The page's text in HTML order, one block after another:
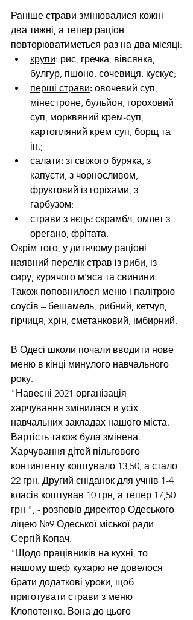
Раніше страви змінювалися кожні
два тижні, а тепер раціон
повторюватиметься раз на два місяці:
крупи: рис, гречка, вівсянка,
булгур, пшоно, сочевиця, кускус;
перші страви: овочевий суп,
мінестроне, бульйон, гороховий
суп, морквяний крем-суп,
картопляний крем-суп, борщ та
ін.;
салати: зі свіжого буряка, з
капусти, з чорносливом,
фруктовий із горіхами, з
гарбузом;
страви з яєць: скрамбл, омлет з
орегано, фрітата.
Окрім того, у дитячому раціоні
наявний перелік страв із риби, із
сиру, курячого м'яса та свинини.
Також поповнилося меню і палітрою
соусів – бешамель, рибний, кетчуп,
гірчиця, хрін, сметанковий, імбирний.
В Одесі школи почали вводити нове
меню в кінці минулого навчального
року.
"Навесні 2021 організація
харчування змінилася в усіх
навчальних закладах нашого міста.
Вартість також була змінена.
Харчування дітей пільгового
контингенту коштувало 13,50, а стало
22 грн. Другий сніданок для учнів 1-4
класів коштував 10 грн, а тепер 17,50
грн ", - розповів директор Одеського
ліцею №9 Одеської міської ради
Сергій Копач.
"Щодо працівників на кухні, то
нашому шеф-кухарю не довелося
брати додаткові уроки, щоб
приготувати страви з меню
Клопотенко. Вона до цього